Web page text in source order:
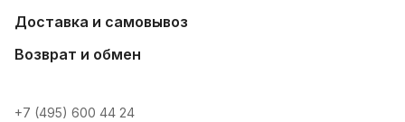
Доставка и самовывоз
Возврат и обмен
+7 (495) 600 44 24